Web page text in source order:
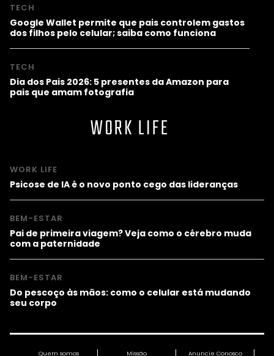
TECH
Google Wallet permite que pais controlem gastos
dos filhos pelo celular; saiba como funciona
TECH
Dia dos Pais 2026: 5 presentes da Amazon para
pais que amam fotografia
WORK LIFE
WORK LIFE
Psicose de IA é o novo ponto cego das lideranças
BEM-ESTAR
Pai de primeira viagem? Veja como o cérebro muda
com a paternidade
BEM-ESTAR
Do pescoço às mãos: como o celular está mudando
seu corpo
Quem somos Missão Anuncie Conosco